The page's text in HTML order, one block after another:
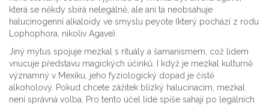
která se někdy sbírá nelegálně, ale ani ta neobsahuje
halucinogenní alkaloidy ve smyslu peyote (který pochází z rodu
Lophophora, nikoliv Agave).
Jiný mýtus spojuje mezkal s rituály a šamanismem, což lidem
vnucuje představu magických účinků. I když je mezkal kulturně
významný v Mexiku, jeho fyziologický dopad je čistě
alkoholový. Pokud chcete zážitek blízký halucinacím, mezkal
není správná volba. Pro tento účel lidé spíše sahají po legálních